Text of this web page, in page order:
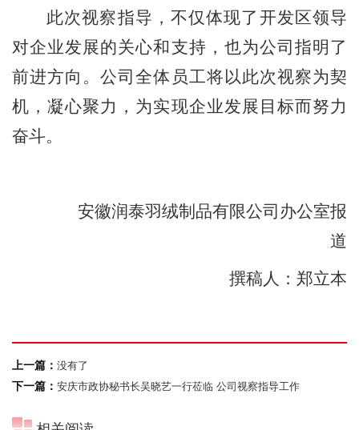
此次视察指导，不仅体现了开发区领导
对企业发展的关心和支持，也为公司指明了
前进方向。公司全体员工将以此次视察为契
机，凝心聚力，为实现企业发展目标而努力
奋斗。
安徽润泰羽绒制品有限公司办公室报
道
撰稿人：郑立本
上一篇： 没有了
下一篇： 安庆市政协秘书长吴晓艺一行莅临 公司视察指导工作
立即提交